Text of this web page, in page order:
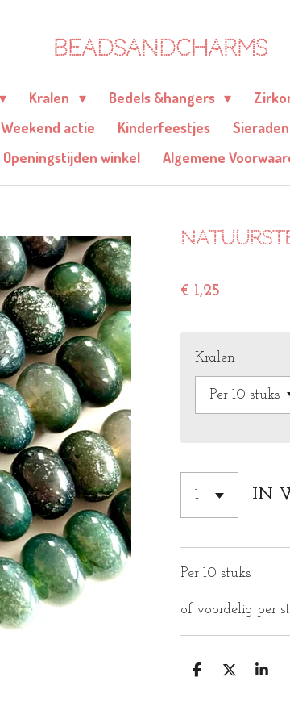
BEADSANDCHARMS
Kralen Bedels &hangers
Weekend actie Kinderfeestjes Sieraden
Openingstijden winkel Algemene
€ 1,25
Kralen
IN
Per 10 stuks
of voordelig per
D
D
S